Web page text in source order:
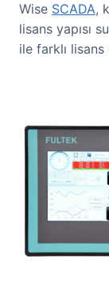
Wise SCADA,
lisans yapısı
ile farklı lisans